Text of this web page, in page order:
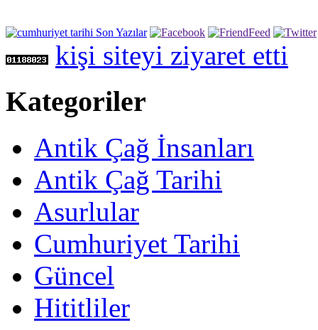
kişi siteyi ziyaret etti
Kategoriler
Antik Çağ İnsanları
Antik Çağ Tarihi
Asurlular
Cumhuriyet Tarihi
Güncel
Hititliler